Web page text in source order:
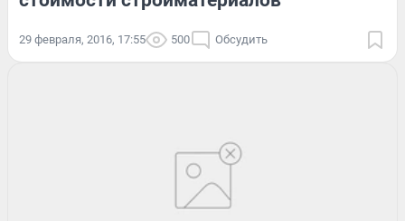
29 февраля, 2016, 17:55 500 Обсудить